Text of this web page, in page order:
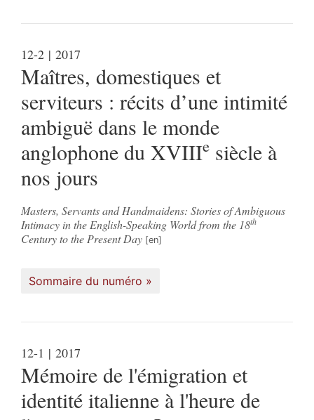
12-2 | 2017
Maîtres, domestiques et
serviteurs : récits d’une intimité
ambiguë dans le monde
anglophone du XVIIIe siècle à
nos jours
Masters, Servants and Handmaidens: Stories of Ambiguous
Intimacy in the English-Speaking World from the 18th
Century to the Present Day
Sommaire du numéro
12-1 | 2017
Mémoire de l'émigration et
identité italienne à l'heure de